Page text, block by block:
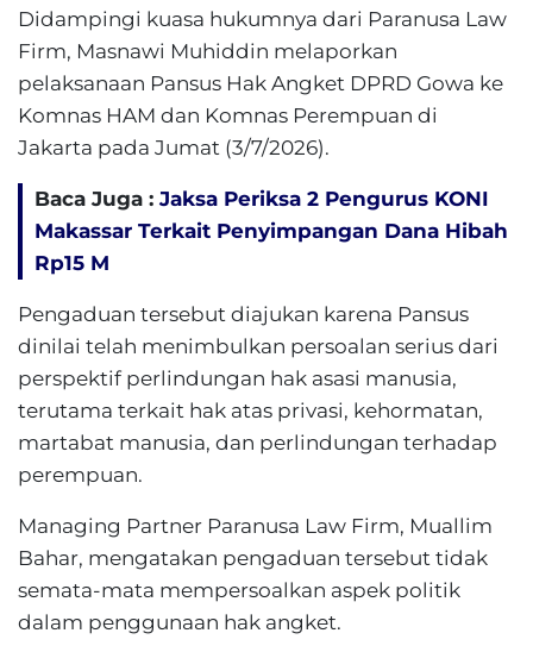
Didampingi kuasa hukumnya dari Paranusa Law
Firm, Masnawi Muhiddin melaporkan
pelaksanaan Pansus Hak Angket DPRD Gowa ke
Komnas HAM dan Komnas Perempuan di
Jakarta pada Jumat (3/7/2026).
Baca Juga : Jaksa Periksa 2 Pengurus KONI
Makassar Terkait Penyimpangan Dana Hibah
Rp15 M
Pengaduan tersebut diajukan karena Pansus
dinilai telah menimbulkan persoalan serius dari
perspektif perlindungan hak asasi manusia,
terutama terkait hak atas privasi, kehormatan,
martabat manusia, dan perlindungan terhadap
perempuan.
Managing Partner Paranusa Law Firm, Muallim
Bahar, mengatakan pengaduan tersebut tidak
semata-mata mempersoalkan aspek politik
dalam penggunaan hak angket.